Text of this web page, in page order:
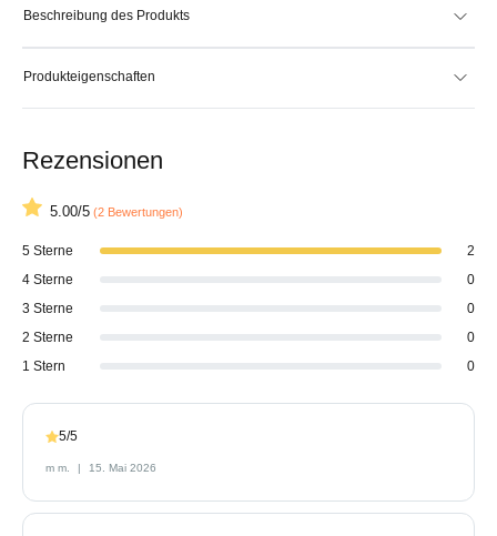
Beschreibung des Produkts
Produkteigenschaften
Rezensionen
5.00/5 (2 Bewertungen)
5 Sterne
2
4 Sterne
0
3 Sterne
0
2 Sterne
0
1 Stern
0
5/5
m m. 15. Mai 2026